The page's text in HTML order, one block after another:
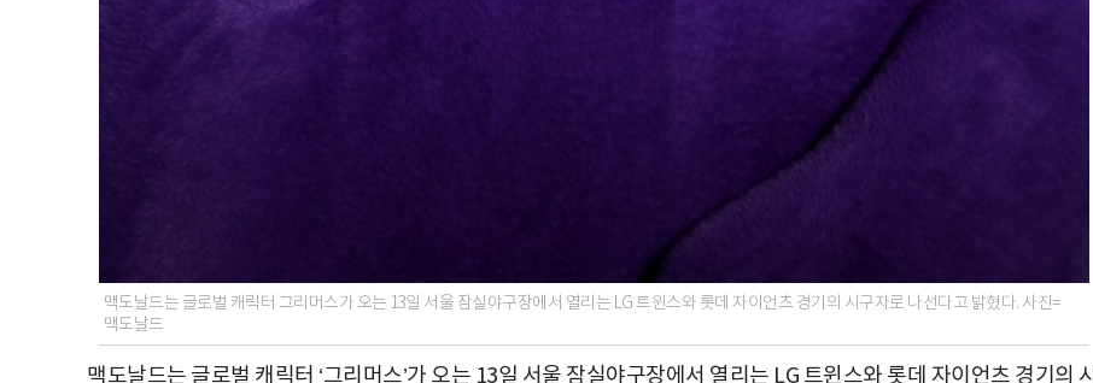
맥도날드는 글로벌 캐릭터 그리머스가 오는 13일 서울 잠실야구장에서 열리는 LG 트윈스와 롯데 자이언츠 경기의 시구자로 나선다고 밝혔다. 사진=
맥도날드
맥도날드는 글로벌 캐릭터 ‘그리머스’가 오는 13일 서울 잠실야구장에서 열리는 LG 트윈스와 롯데 자이언츠 경기의 시